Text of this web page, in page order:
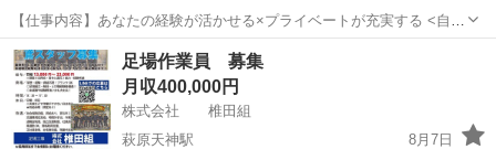
【仕事内容】あなたの経験が活かせる×プライベートが充実する <自慢
の福利厚生>年間休日124日 基本17時退勤 直行直帰OK 手厚い手当も多
数 車・バイク通勤OK!社用車は一人一台!プライベート・家庭も大事に
働けて、頑張ったらしっ...
正社員
足場作業員 募集
月収400,000円
株式会社 椎田組
萩原天神駅
8月7日